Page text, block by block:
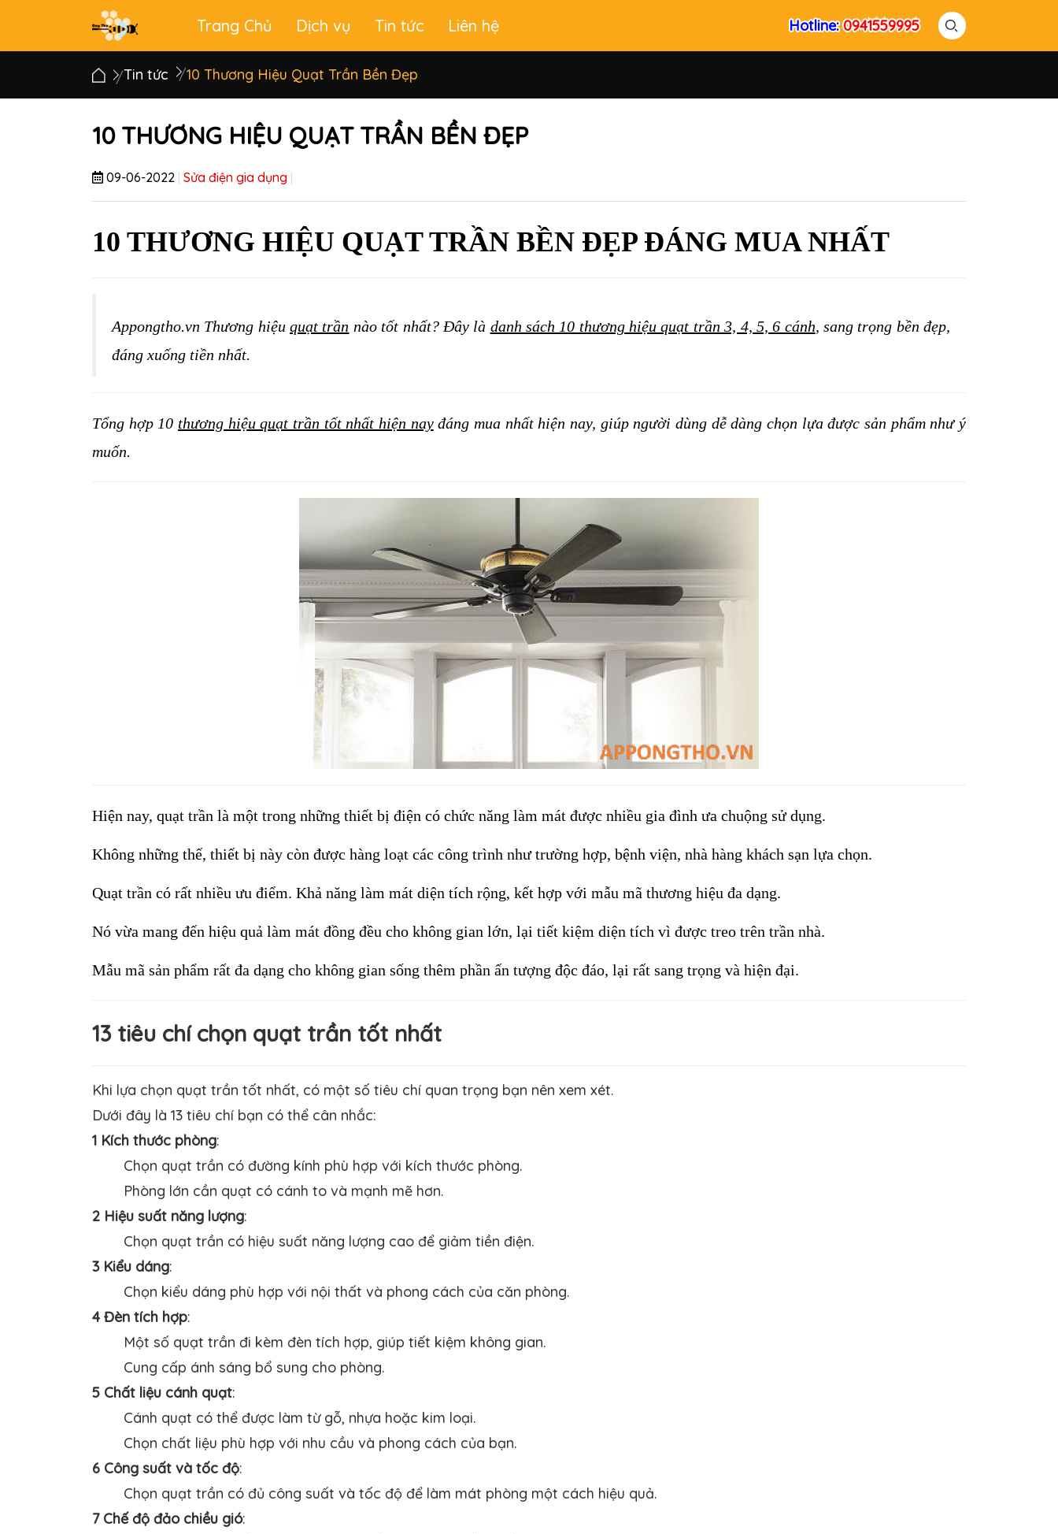
Main
menu
Trang Chủ Dịch vụ Tin tức Liên hệ Hotline:0941559995
Hotline:0941559995
Tin tức 10 Thương Hiệu Quạt Trần Bền Đẹp
10 THƯƠNG HIỆU QUẠT TRẦN BỀN ĐẸP
09-06-2022 Sửa điện gia dụng
10 THƯƠNG HIỆU QUẠT TRẦN BỀN ĐẸP ĐÁNG MUA NHẤT
Appongtho.vn Thương hiệu quạt trần nào tốt nhất? Đây là danh sách 10 thương hiệu quạt trần 3, 4, 5, 6 cánh, sang trọng bền đẹp,
đáng xuống tiền nhất.
Tổng hợp 10 thương hiệu quạt trần tốt nhất hiện nay đáng mua nhất hiện nay, giúp người dùng dễ dàng chọn lựa được sản phẩm như ý
muốn.
Hiện nay, quạt trần là một trong những thiết bị điện có chức năng làm mát được nhiều gia đình ưa chuộng sử dụng.
Không những thế, thiết bị này còn được hàng loạt các công trình như trường hợp, bệnh viện, nhà hàng khách sạn lựa chọn.
Quạt trần có rất nhiều ưu điểm. Khả năng làm mát diện tích rộng, kết hợp với mẫu mã thương hiệu đa dạng.
Nó vừa mang đến hiệu quả làm mát đồng đều cho không gian lớn, lại tiết kiệm diện tích vì được treo trên trần nhà.
Mẫu mã sản phẩm rất đa dạng cho không gian sống thêm phần ấn tượng độc đáo, lại rất sang trọng và hiện đại.
13 tiêu chí chọn quạt trần tốt nhất
Khi lựa chọn quạt trần tốt nhất, có một số tiêu chí quan trọng bạn nên xem xét.
Dưới đây là 13 tiêu chí bạn có thể cân nhắc:
1 Kích thước phòng:
Chọn quạt trần có đường kính phù hợp với kích thước phòng.
Phòng lớn cần quạt có cánh to và mạnh mẽ hơn.
2 Hiệu suất năng lượng:
Chọn quạt trần có hiệu suất năng lượng cao để giảm tiền điện.
3 Kiểu dáng:
Chọn kiểu dáng phù hợp với nội thất và phong cách của căn phòng.
4 Đèn tích hợp:
Một số quạt trần đi kèm đèn tích hợp, giúp tiết kiệm không gian.
Cung cấp ánh sáng bổ sung cho phòng.
5 Chất liệu cánh quạt:
Cánh quạt có thể được làm từ gỗ, nhựa hoặc kim loại.
Chọn chất liệu phù hợp với nhu cầu và phong cách của bạn.
6 Công suất và tốc độ:
Chọn quạt trần có đủ công suất và tốc độ để làm mát phòng một cách hiệu quả.
7 Chế độ đảo chiều gió: